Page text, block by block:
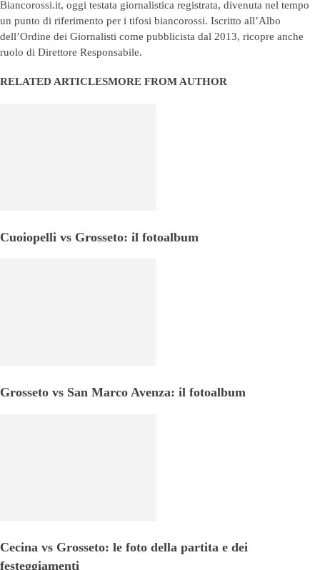
Biancorossi.it, oggi testata giornalistica registrata, divenuta nel tempo
un punto di riferimento per i tifosi biancorossi. Iscritto all’Albo
dell’Ordine dei Giornalisti come pubblicista dal 2013, ricopre anche
ruolo di Direttore Responsabile.
RELATED ARTICLESMORE FROM AUTHOR
Cuoiopelli vs Grosseto: il fotoalbum
Grosseto vs San Marco Avenza: il fotoalbum
Cecina vs Grosseto: le foto della partita e dei
festeggiamenti